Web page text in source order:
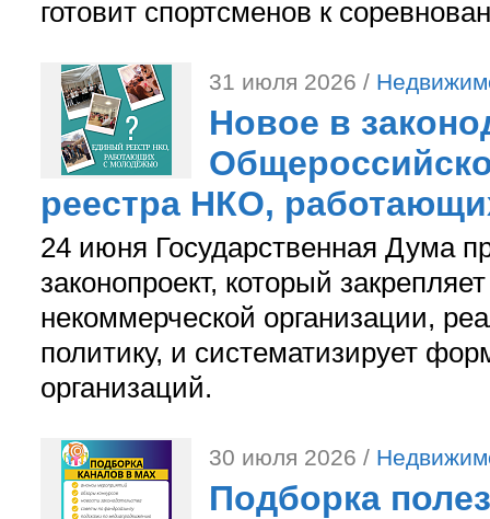
готовит спортсменов к
31 июля 2026 /
Новое в
реестра НКО,
24 июня Государственная Дума
законопроект, который
некоммерческой организации,
политику, и систематизирует
организаций.
30 июля 2026 /
Подборка